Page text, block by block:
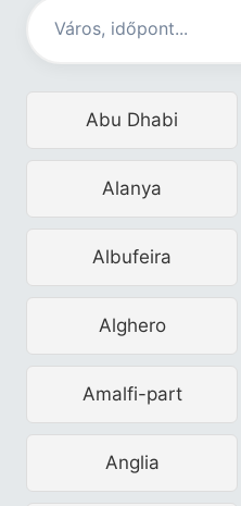
Abu Dhabi
Alanya
Albufeira
Alghero
Amalfi-part
Anglia